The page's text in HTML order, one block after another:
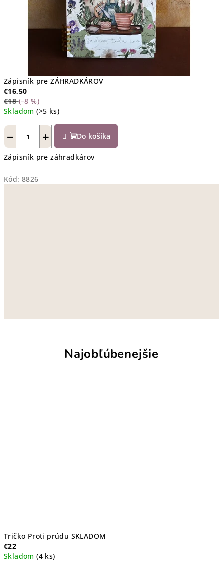
Zápisník pre ZÁHRADKÁROV
€16,50
€18 (–8 %)
Skladom(>5 ks)
+
− Do košíka
Zápisník pre záhradkárov
Kód: 8826
Najobľúbenejšie
Tričko Proti prúdu SKLADOM
€22
Skladom(4 ks)